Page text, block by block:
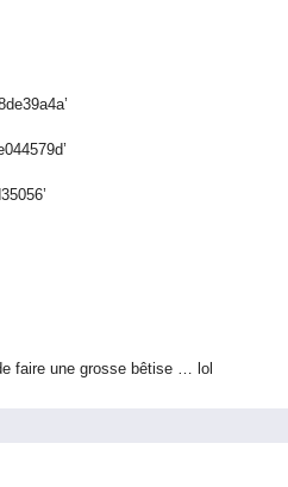
faire une grosse bêtise … lol